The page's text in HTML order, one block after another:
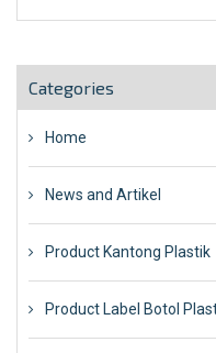
Categories
Home
News and Artikel
Product Kantong Plastik
Product Label Botol